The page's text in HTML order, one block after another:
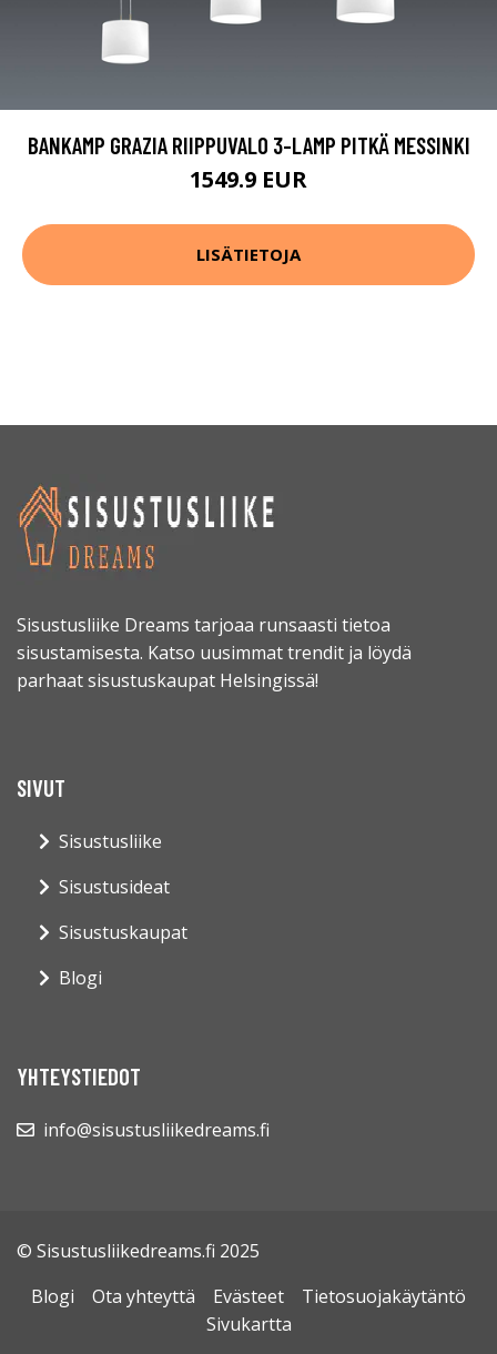
BANKAMP GRAZIA RIIPPUVALO 3-LAMP PITKÄ MESSINKI
1549.9 EUR
LISÄTIETOJA
Sisustusliike Dreams tarjoaa runsaasti tietoa
sisustamisesta. Katso uusimmat trendit ja löydä
parhaat sisustuskaupat Helsingissä!
SIVUT
Sisustusliike
Sisustusideat
Sisustuskaupat
Blogi
YHTEYSTIEDOT
info@sisustusliikedreams.fi
© Sisustusliikedreams.fi 2025
Blogi
Ota yhteyttä Evästeet
Tietosuojakäytäntö
Sivukartta